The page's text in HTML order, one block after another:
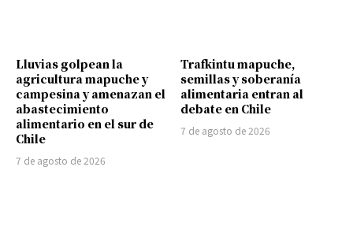
Lluvias golpean la
agricultura mapuche y
campesina y amenazan el
abastecimiento
alimentario en el sur de
Chile
7 de agosto de 2026
Trafkintu mapuche,
semillas y soberanía
alimentaria entran al
debate en Chile
7 de agosto de 2026